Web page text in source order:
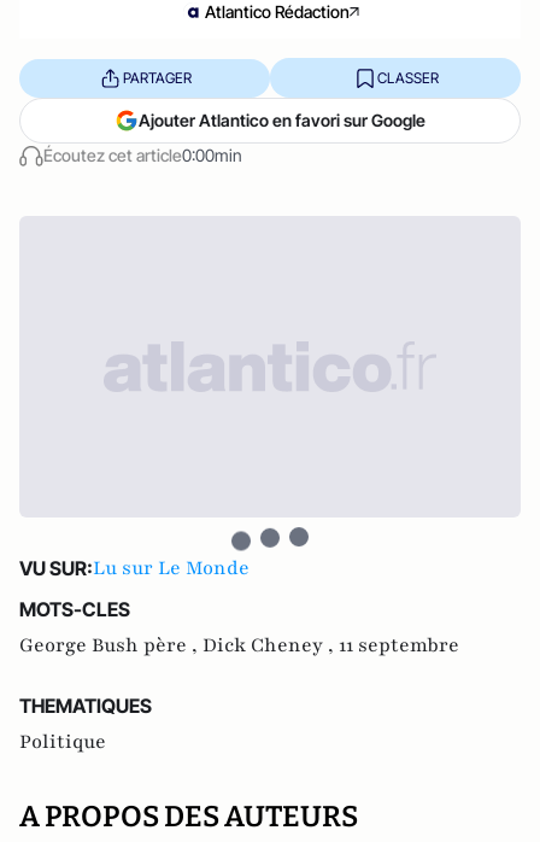
Atlantico Rédaction
Écoutez cet article0:00min
PARTAGER CLASSER
Ajouter Atlantico en favori sur Google
VU SUR:Lu sur Le Monde
MOTS-CLES
George Bush père , Dick Cheney , 11 septembre
THEMATIQUES
Politique
A PROPOS DES AUTEURS